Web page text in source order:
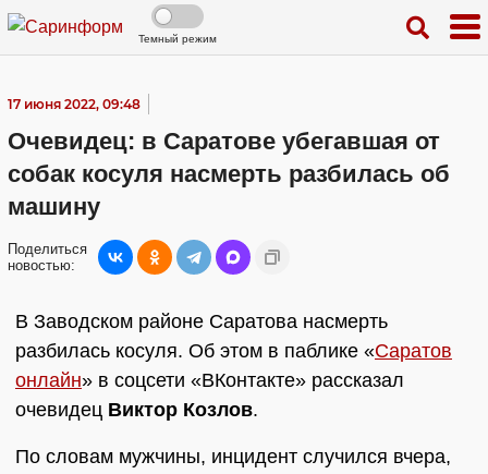
Темный режим
17 июня 2022, 09:48
Очевидец: в Саратове убегавшая от
собак косуля насмерть разбилась об
машину
Поделиться
новостью:
В Заводском районе Саратова насмерть
разбилась косуля. Об этом в паблике «Саратов
онлайн» в соцсети «ВКонтакте» рассказал
очевидец Виктор Козлов.
По словам мужчины, инцидент случился вчера,